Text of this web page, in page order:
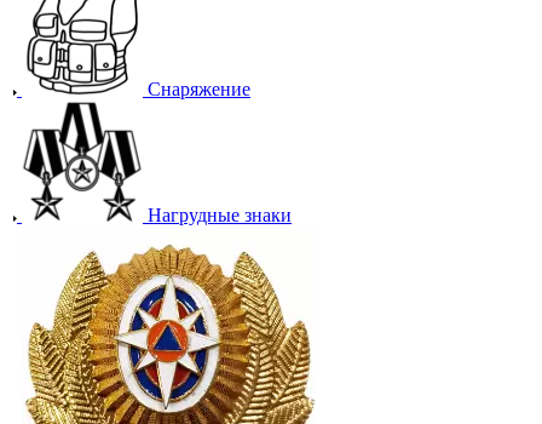
Снаряжение
Нагрудные знаки